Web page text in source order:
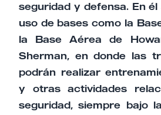
seguridad y defensa. En
uso de bases como la
la Base Aérea de
Sherman, en donde las
podrán realizar
y otras actividades
seguridad, siempre bajo